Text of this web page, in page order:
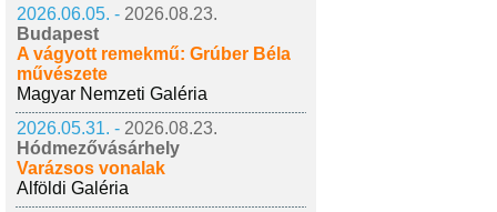
2026.06.05. - 2026.08.23.
Budapest
A vágyott remekmű: Grúber Béla
művészete
Magyar Nemzeti Galéria
2026.05.31. - 2026.08.23.
Hódmezővásárhely
Varázsos vonalak
Alföldi Galéria